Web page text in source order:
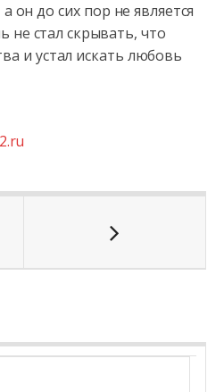
он до сих пор не является
стал скрывать, что
и устал искать любовь